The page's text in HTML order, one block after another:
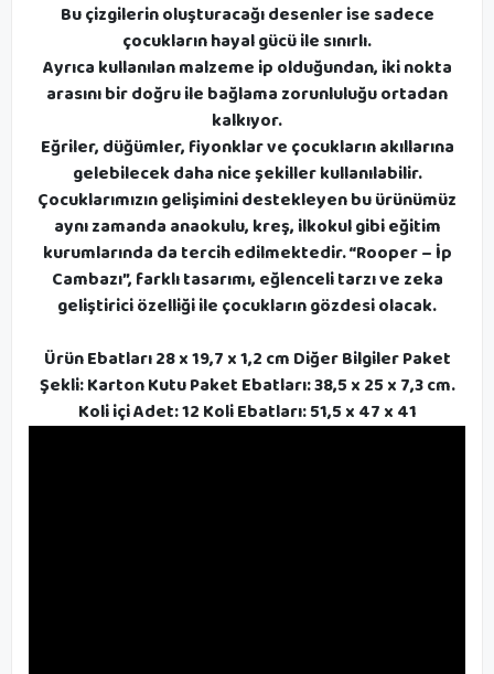
Bu çizgilerin oluşturacağı desenler ise sadece
çocukların hayal gücü ile sınırlı.
Ayrıca kullanılan malzeme ip olduğundan, iki nokta
arasını bir doğru ile bağlama zorunluluğu ortadan
kalkıyor.
Eğriler, düğümler, fiyonklar ve çocukların akıllarına
gelebilecek daha nice şekiller kullanılabilir.
Çocuklarımızın gelişimini destekleyen bu ürünümüz
aynı zamanda anaokulu, kreş, ilkokul gibi eğitim
kurumlarında da tercih edilmektedir. “Rooper – İp
Cambazı”, farklı tasarımı, eğlenceli tarzı ve zeka
geliştirici özelliği ile çocukların gözdesi olacak.
Ürün Ebatları 28 x 19,7 x 1,2 cm Diğer Bilgiler Paket
Şekli: Karton Kutu Paket Ebatları: 38,5 x 25 x 7,3 cm.
Koli içi Adet: 12 Koli Ebatları: 51,5 x 47 x 41